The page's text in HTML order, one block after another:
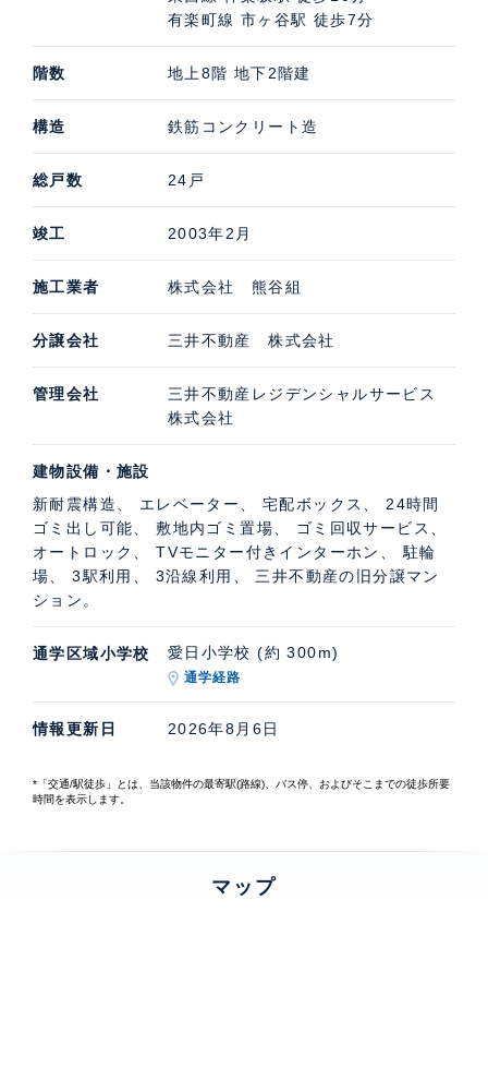
有楽町線 市ヶ谷駅 徒歩7分
階数 地上8階 地下2階建
構造 鉄筋コンクリート造
総戸数 24戸
竣工 2003年2月
施工業者 株式会社 熊谷組
分譲会社 三井不動産 株式会社
管理会社
三井不動産レジデンシャルサービス
株式会社
建物設備・施設
新耐震構造、 エレベーター、 宅配ボックス、 24時間
ゴミ出し可能、 敷地内ゴミ置場、 ゴミ回収サービス、
オートロック、 TVモニター付きインターホン、 駐輪
場、 3駅利用、 3沿線利用、 三井不動産の旧分譲マン
ション。
通学区域小学校 愛日小学校 (約 300m)
通学経路
情報更新日 2026年8月6日
*「交通/駅徒歩」とは、当該物件の最寄駅(路線)、バス停、およびそこまでの徒歩所要
時間を表示します。
マップ